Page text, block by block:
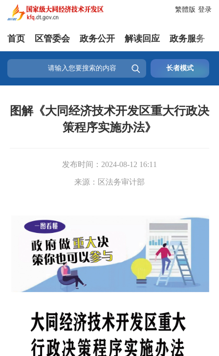
登录
繁體版
首页 区管委会 政务公开 解读回应 政务服务
 长者模式
图解《大同经济技术开发区重大行政决
策程序实施办法》
发布时间： 2024-08-12 16:11
来源： 区法务审计部